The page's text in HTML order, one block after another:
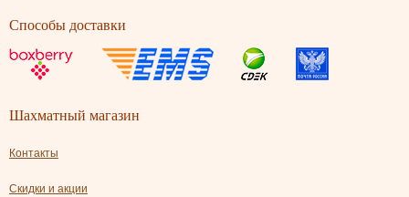
Способы доставки
Шахматный магазин
Контакты
Скидки и акции